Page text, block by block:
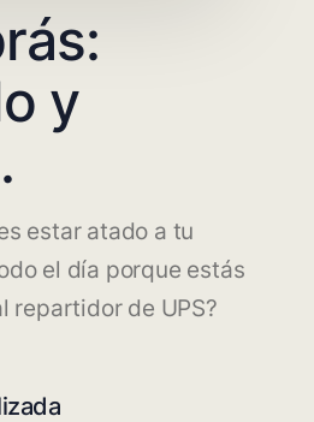
y
estar atado a tu
el día porque estás
repartidor de UPS?